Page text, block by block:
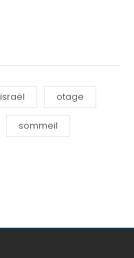
israël otage
sommeil